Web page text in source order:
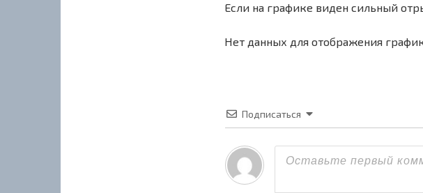
Если на графике виден сильный
Нет данных для отображения
Подписаться